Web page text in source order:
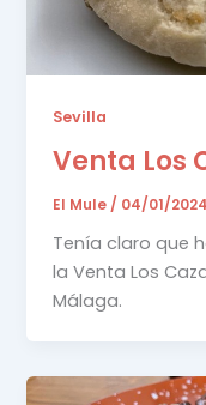
Sevilla
Venta Los
El Mule / 04/01/2024
Tenía claro que
la Venta Los
Málaga.